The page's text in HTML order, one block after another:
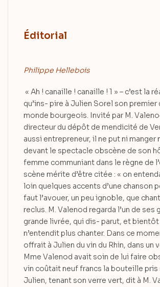
Éditorial
Philippe Hellebois
« Ah ! canaille ! canaille ! 1 » – c’est la
qu’ins- pire à Julien Sorel son premier
monde bourgeois. Invité par M.
directeur du dépôt de mendicité de
aussi entrepreneur, il ne put ni manger
devant le spectacle obscène de son
femme communiant dans le règne de
scène mérite d’être citée : « on
loin quelques accents d’une chanson
faut l’avouer, un peu ignoble, que
reclus. M. Valenod regarda l’un de ses
grande livrée, qui dis- parut, et bientôt
n’entendit plus chanter. Dans ce
offrait à Julien du vin du Rhin, dans un
Mme Valenod avait soin de lui faire
vin coûtait neuf francs la bouteille pris
Julien, tenant son verre vert, dit à M.